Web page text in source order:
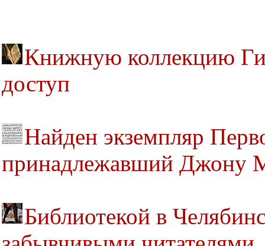
Книжную коллекцию
доступ
Найден экземпляр
принадлежавший Джону
Библиотекой в